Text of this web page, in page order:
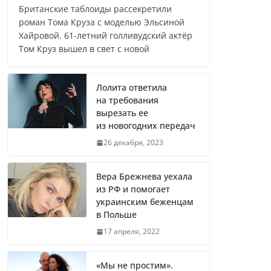
Лолита ответила
из новогодних передач
Врач назвал самые вредные
продукты для сердца
Врачи рассказали о состоянии
младенца, которого бросили
замерзать на остановке
Британские таблоиды рассекретили
роман Тома Круза с моделью Эльсиной
Хайровой. 61-летний голливудский актёр
Том Круз вышел в свет с новой
Лолита ответила
на требования
вырезать ее
из новогодних передач
26 декабря, 2023
Вера Брежнева уехала
из РФ и помогает
украинским беженцам
в Польше
17 апреля, 2022
«Мы не простим».